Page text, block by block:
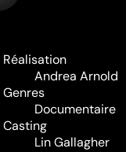
Réalisation
Andrea Arnold
Genres
Documentaire
Casting
Lin Gallagher